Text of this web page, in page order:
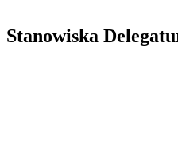
Stanowiska